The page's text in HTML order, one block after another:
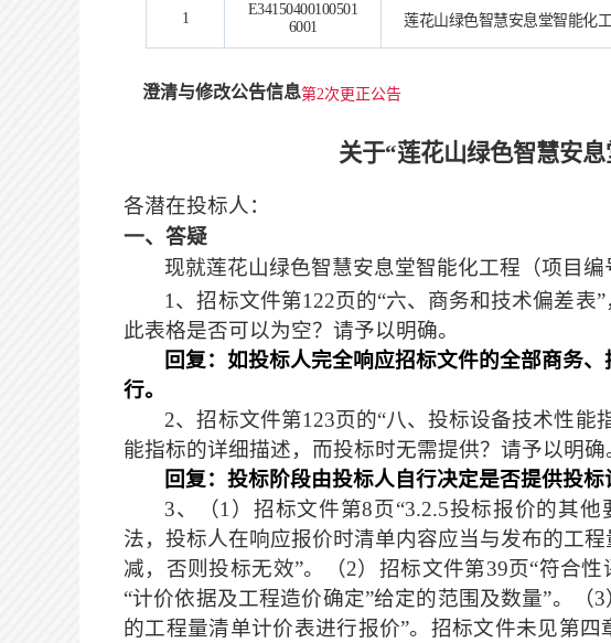
1
E34150400100501
6001
莲花山绿色智慧安息堂智能化
澄清与修改公告信息第2次更正公告
关于“莲花山绿色智慧安
各潜在投标人：
一、答疑
现就莲花山绿色智慧安息堂智能化工程 （项目编
1 、招标文件第122页的“六、商务和技术偏差表”
此表格是否可以为空？请予以明确。
回复：如投标人完全响应招标文件的全部商务
行。
2、招标文件第123页的“八、投标设备技术性能
能指标的详细描述，而投标时无需提供？请予以明确
回复：投标阶段由投标人自行决定是否提供投标
3、（1 ）招标文件第8页“3.2.5投标报价的其他
法，投标人在响应报价时清单内容应当与发布的工
减，否则投标无效”。（2）招标文件第39页“符合性
“计价依据及工程造价确定”给定的范围及数量”。（3
的工程量清单计价表进行报价”。招标文件未见第